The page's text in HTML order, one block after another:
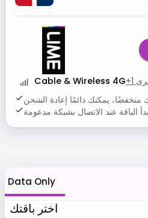
Cable & Wireless 4G+1
منخفضًا، يمكنك دائمًا إعادة الشحن
الباقة عند الاتصال بشبكة مدعومة
Data Only
اختر باقتك